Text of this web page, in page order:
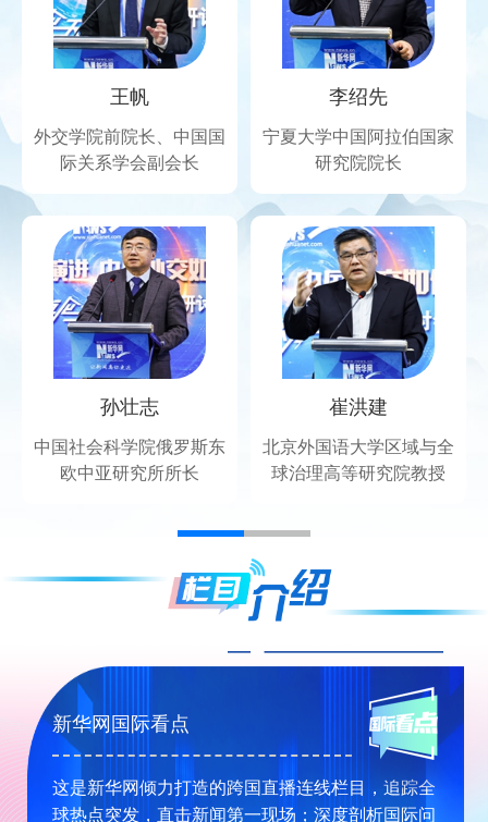
王帆
外交学院前院长、中国国
际关系学会副会长
李绍先
宁夏大学中国阿拉伯国家
研究院院长
孙壮志
中国社会科学院俄罗斯东
欧中亚研究所所长
崔洪建
北京外国语大学区域与全
球治理高等研究院教授
新华网国际看点
这是新华网倾力打造的跨国直播连线栏目，追踪全
球热点突发，直击新闻第一现场；深度剖析国际问